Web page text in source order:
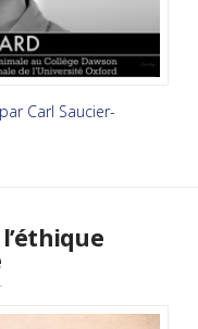
Carl Saucier-